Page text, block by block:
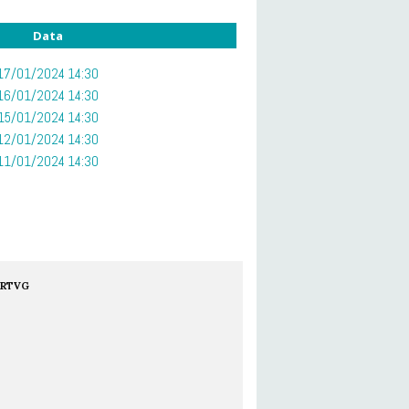
Data
01/2024 14:30
01/2024 14:30
01/2024 14:30
01/2024 14:30
01/2024 14:30